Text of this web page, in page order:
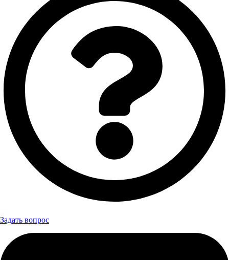
Задать вопрос